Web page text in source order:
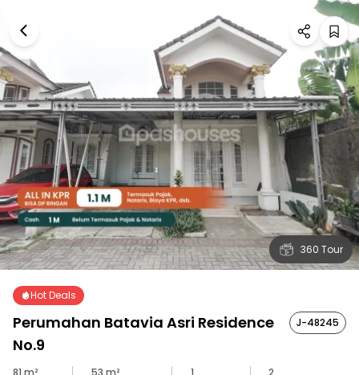
360 Tour
Hot Deals
Perumahan Batavia Asri Residence
No.9
J-48245
81 m²
53 m²
1
2